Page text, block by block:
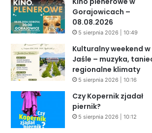
Gorajowicach –
08.08.2026
5 sierpnia 2026 | 10:49
Kulturalny weekend w
Jaśle – muzyka,
regionalne klimaty
5 sierpnia 2026 | 10:16
Czy Kopernik zjadał
piernik?
5 sierpnia 2026 | 10:12